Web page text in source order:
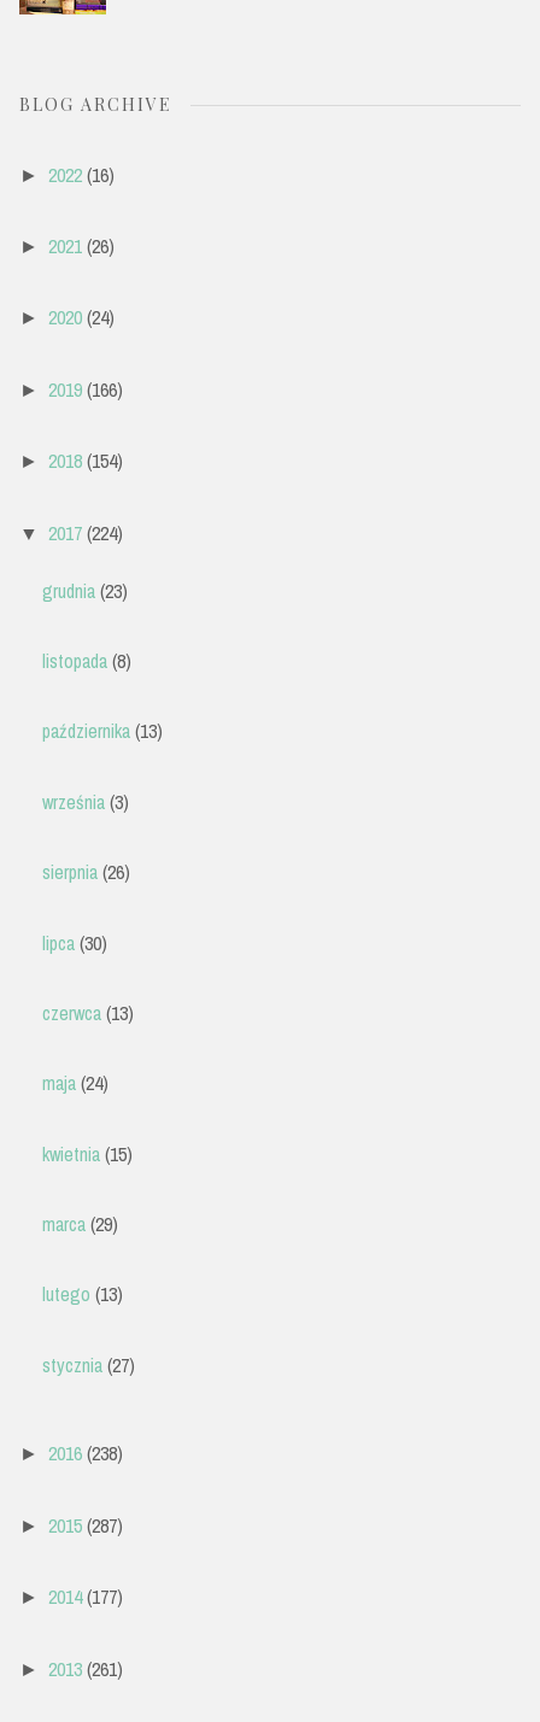
BLOG ARCHIVE
► 2022(16)
► 2021(26)
► 2020(24)
► 2019(166)
► 2018(154)
▼ 2017(224)
grudnia(23)
listopada(8)
października(13)
września(3)
sierpnia(26)
lipca(30)
czerwca(13)
maja(24)
kwietnia(15)
marca(29)
lutego (13)
stycznia(27)
► 2016(238)
► 2015(287)
► 2014(177)
► 2013(261)